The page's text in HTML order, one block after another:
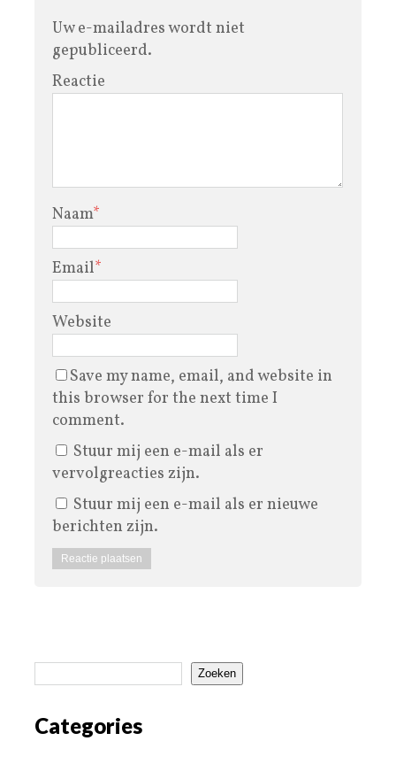
Uw e-mailadres wordt niet
gepubliceerd.
Reactie
Naam*
Email*
Website
Save my name, email, and website in
this browser for the next time I
comment.
Stuur mij een e-mail als er
vervolgreacties zijn.
Stuur mij een e-mail als er nieuwe
berichten zijn.
Zoeken
Categories